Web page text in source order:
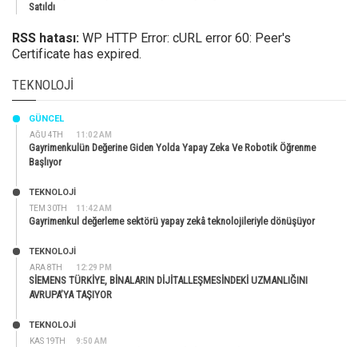
Satıldı
RSS hatası: WP HTTP Error: cURL error 60: Peer's
Certificate has expired.
TEKNOLOJI
AĞU 4TH 11:02 AM
GÜNCEL
Gayrimenkulün Değerine Giden Yolda Yapay Zeka Ve Robotik Öğrenme
Başlıyor
TEM 30TH 11:42 AM
TEKNOLOJİ
Gayrimenkul değerleme sektörü yapay zekâ teknolojileriyle dönüşüyor
ARA 8TH 12:29 PM
TEKNOLOJİ
SİEMENS TÜRKİYE, BİNALARIN DİJİTALLEŞMESİNDEKİ UZMANLIĞINI
AVRUPA’YA TAŞIYOR
KAS 19TH 9:50 AM
TEKNOLOJİ